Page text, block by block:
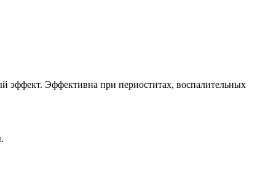
эффект. Эффективна при периоститах, воспалительных